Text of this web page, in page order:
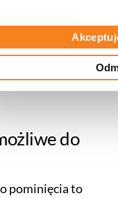
wtedy, gdy
konkretnego celu
do
pominięcia to